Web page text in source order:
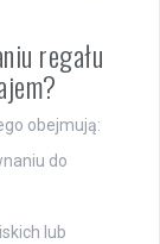
regału
obejmują:
do
lub